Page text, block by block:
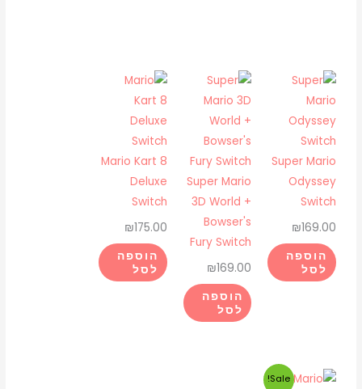
Super Mario
Odyssey
Switch
₪169.00
הוספה
לסל
Super Mario
3D World +
Bowser's
Fury Switch
₪169.00
הוספה
לסל
Mario Kart 8
Deluxe
Switch
₪175.00
הוספה
לסל
Sale!
המחיר
המחיר